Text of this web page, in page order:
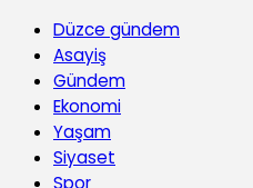
Düzce gündem
Asayiş
Gündem
Ekonomi
Yaşam
Siyaset
Spor